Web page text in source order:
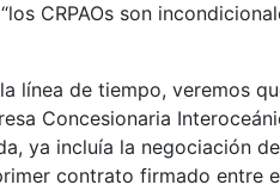
CRPAOs son
línea de tiempo, veremos
Concesionaria
ya incluía la negociación
contrato firmado entre